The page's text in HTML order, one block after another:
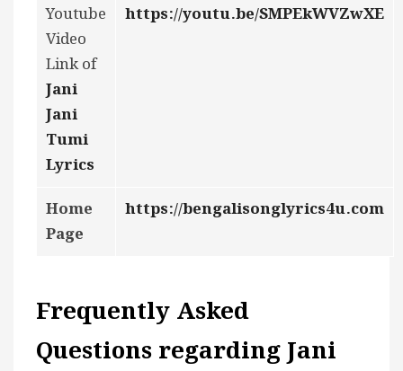
Youtube
Video
Link of
Jani
Jani
Tumi
Lyrics
https://youtu.be/SMPEkWVZwXE
Home
Page
https://bengalisonglyrics4u.com
Frequently Asked
Questions regarding Jani